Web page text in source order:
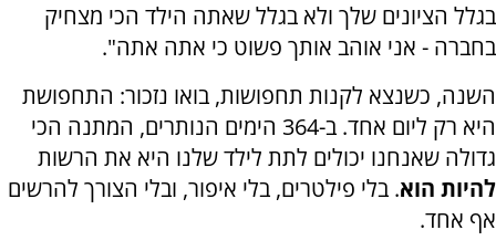
בגלל הציונים שלך ולא בגלל שאתה הילד הכי מצחיק
בחברה - אני אוהב אותך פשוט כי אתה אתה".
השנה, כשנצא לקנות תחפושות, בואו נזכור: התחפושת
היא רק ליום אחד. ב-364 הימים הנותרים, המתנה הכי
גדולה שאנחנו יכולים לתת לילד שלנו היא את הרשות
להיות הוא. בלי פילטרים, בלי איפור, ובלי הצורך להרשים
אף אחד.